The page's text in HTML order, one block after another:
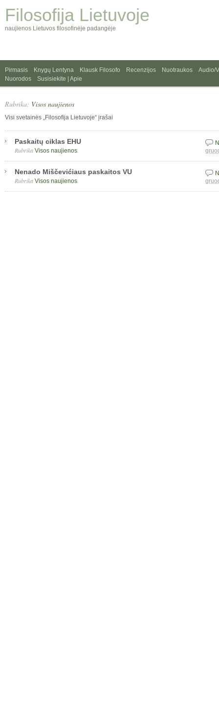
Filosofija Lietuvoje
naujienos Lietuvos filosofinėje padangėje
Pirmasis Knygų Lentyna Klausk Filosofo Recenzijos Nuotraukos
Audio/
Nuorodos
Susisiekite | Apie
Rubrika: Visos naujienos
Visi svetainės „Filosofija Lietuvoje“ įrašai
Paskaitų ciklas EHU
Rubrika Visos naujienos
Nenado Miščevićiaus paskaitos VU
Rubrika Visos naujienos